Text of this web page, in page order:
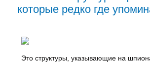
которые редко где
Это структуры, указывающие на